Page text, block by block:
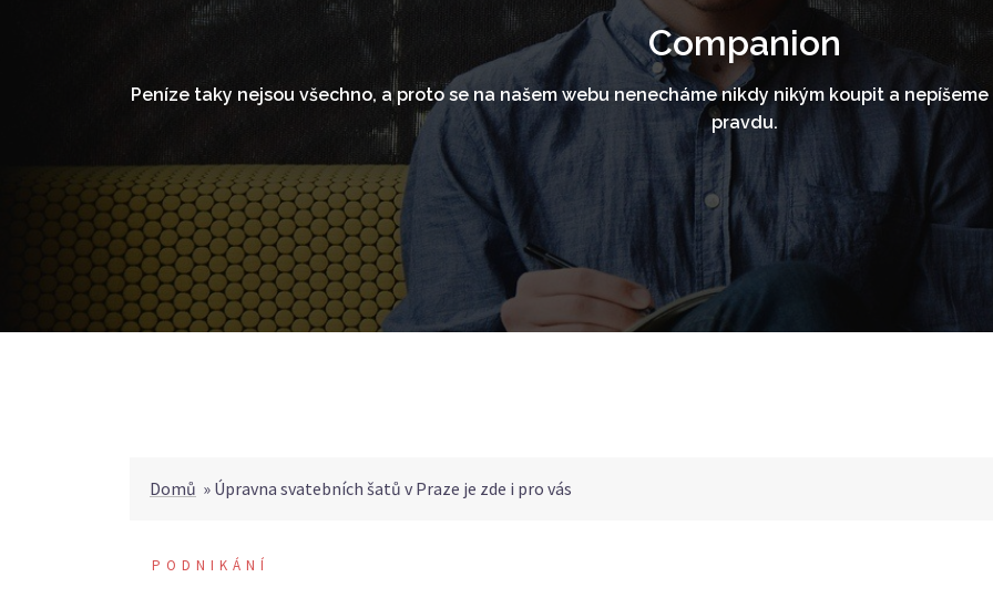
Companion
Peníze taky nejsou všechno, a proto se na našem webu nenecháme nikdy nikým koupit a
pravdu.
Domů » Úpravna svatebních šatů v Praze je zde i pro vás
PODNIKÁNÍ